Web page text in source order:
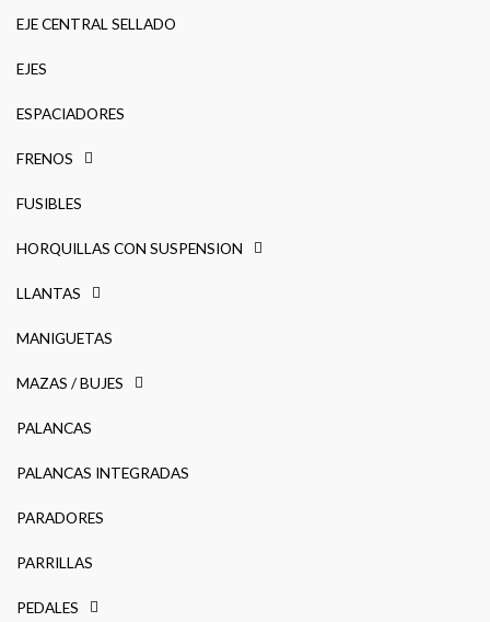
EJE CENTRAL SELLADO
EJES
ESPACIADORES
FRENOS
FUSIBLES
HORQUILLAS CON SUSPENSION
LLANTAS
MANIGUETAS
MAZAS / BUJES
PALANCAS
PALANCAS INTEGRADAS
PARADORES
PARRILLAS
PEDALES